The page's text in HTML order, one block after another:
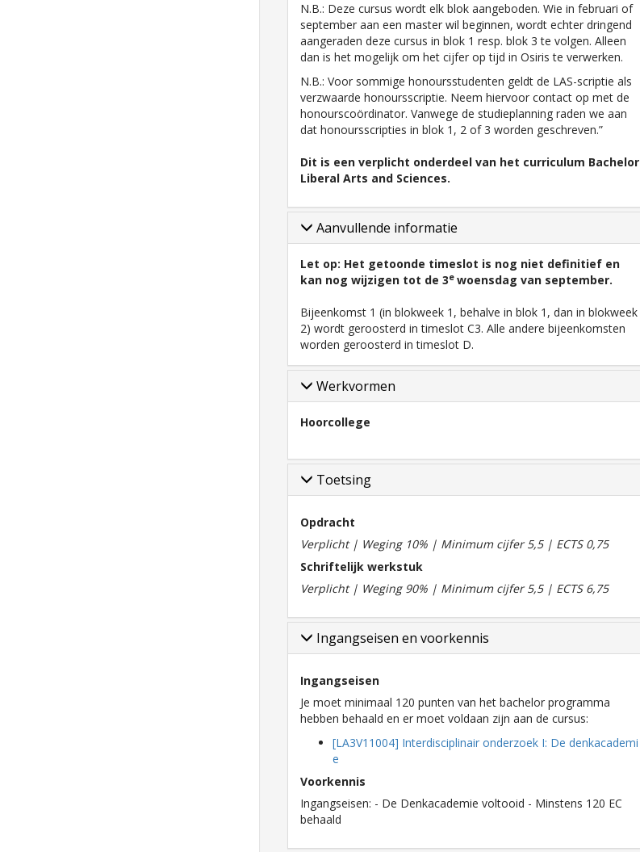
N.B.: Deze cursus wordt elk blok aangeboden. Wie in februari of
september aan een master wil beginnen, wordt echter dringend
aangeraden deze cursus in blok 1 resp. blok 3 te volgen. Alleen
dan is het mogelijk om het cijfer op tijd in Osiris te verwerken.
N.B.: Voor sommige honoursstudenten geldt de LAS-scriptie als
verzwaarde honoursscriptie. Neem hiervoor contact op met de
honourscoördinator. Vanwege de studieplanning raden we aan
dat honoursscripties in blok 1, 2 of 3 worden geschreven.”
Dit is een verplicht onderdeel van het curriculum Bachelor
Liberal Arts and Sciences.
Aanvullende informatie
Let op: Het getoonde timeslot is nog niet definitief en
kan nog wijzigen tot de 3ewoensdag van september.
Bijeenkomst 1 (in blokweek 1, behalve in blok 1, dan in blokweek
2) wordt geroosterd in timeslot C3. Alle andere bijeenkomsten
worden geroosterd in timeslot D.
Werkvormen
Hoorcollege
Toetsing
Opdracht
Verplicht | Weging 10% | Minimum cijfer 5,5 | ECTS 0,75
Schriftelijk werkstuk
Verplicht | Weging 90% | Minimum cijfer 5,5 | ECTS 6,75
Ingangseisen en voorkennis
Ingangseisen
Je moet minimaal 120 punten van het bachelor programma
hebben behaald en er moet voldaan zijn aan de cursus:
[LA3V11004] Interdisciplinair onderzoek I: De denkacademi
e
Voorkennis
Ingangseisen: - De Denkacademie voltooid - Minstens 120 EC
behaald